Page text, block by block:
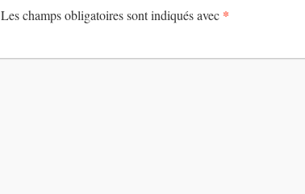
Les champs obligatoires sont indiqués avec *